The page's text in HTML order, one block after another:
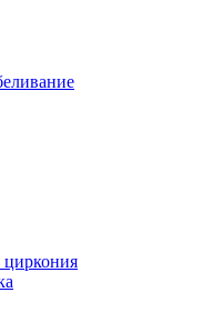
циркония